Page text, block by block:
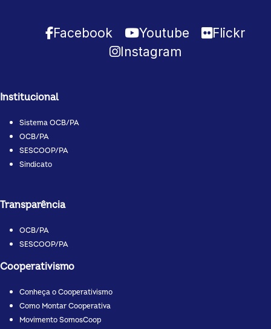
Facebook Youtube
Flickr
Instagram
Institucional
Sistema OCB/PA
OCB/PA
SESCOOP/PA
Sindicato
Transparência
OCB/PA
SESCOOP/PA
Cooperativismo
Conheça o Cooperativismo
Como Montar Cooperativa
Movimento SomosCoop